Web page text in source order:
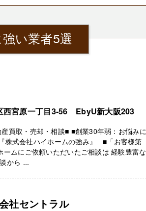
い業者5選
西宮原一丁目3-56 EbyU新大阪203
買取・売却・相談■ ■創業30年弱：お悩みに
式会社ハイホームの強み』 ■「お客様第
ムにご依頼いただいたご相談は 経験豊富な
から ...
社セントラル